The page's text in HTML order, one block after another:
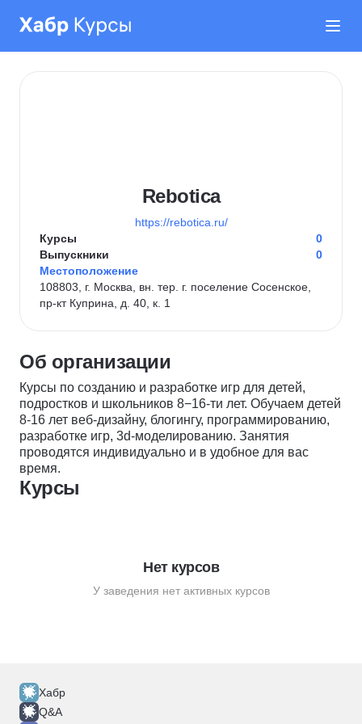
Rebotica
https://rebotica.ru/
Курсы
0
Выпускники
0
Местоположение
108803, г. Москва, вн. тер. г. поселение Сосенское,
пр-кт Куприна, д. 40, к. 1
Об организации
Курсы по созданию и разработке игр для детей,
подростков и школьников 8−16-ти лет. Обучаем детей
8-16 лет веб-дизайну, блогингу, программированию,
разработке игр, 3d-моделированию. Занятия
проводятся индивидуально и в удобное для вас
время.
Курсы
Нет курсов
У заведения нет активных курсов
Хабр
Q&A